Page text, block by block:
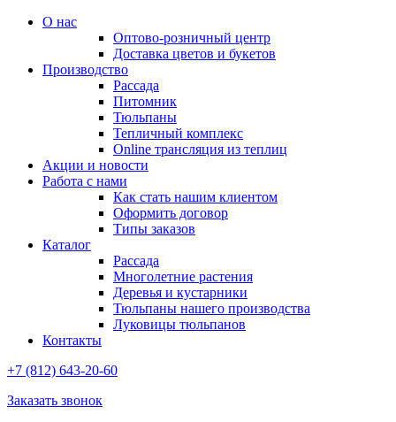
О нас
Оптово-розничный центр
Доставка цветов и букетов
Производство
Рассада
Питомник
Тюльпаны
Тепличный комплекс
Online трансляция из теплиц
Акции и новости
Работа с нами
Как стать нашим клиентом
Оформить договор
Типы заказов
Каталог
Рассада
Многолетние растения
Деревья и кустарники
Тюльпаны нашего производства
Луковицы тюльпанов
Контакты
+7 (812) 643-20-60
Заказать звонок